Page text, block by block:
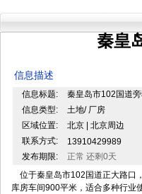
秦皇
信息描述
信息标题:
秦皇岛市102国道
信息类型:
土地/ 厂房
区域位置:
北京 | 北京周边
联系方式:
13910429989
发布期限:
正常 还剩0天
位于秦皇岛市102国道正大路口
库房车间900平米，适合多种行业